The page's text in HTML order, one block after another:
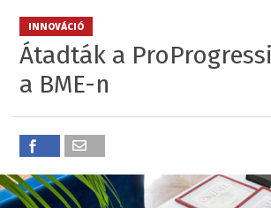
INNOVÁCIÓ
Átadták a
a BME-n